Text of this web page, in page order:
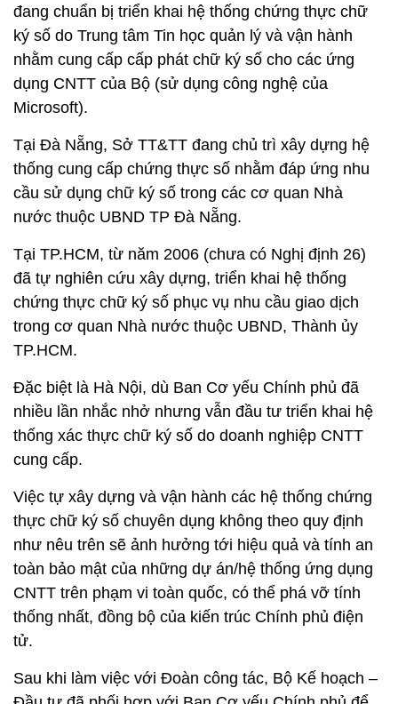
đang chuẩn bị triển khai hệ thống chứng thực chữ
ký số do Trung tâm Tin học quản lý và vận hành
nhằm cung cấp cấp phát chữ ký số cho các ứng
dụng CNTT của Bộ (sử dụng công nghệ của
Microsoft).
Tại Đà Nẵng, Sở TT&TT đang chủ trì xây dựng hệ
thống cung cấp chứng thực số nhằm đáp ứng nhu
cầu sử dụng chữ ký số trong các cơ quan Nhà
nước thuộc UBND TP Đà Nẵng.
Tại TP.HCM, từ năm 2006 (chưa có Nghị định 26)
đã tự nghiên cứu xây dựng, triển khai hệ thống
chứng thực chữ ký số phục vụ nhu cầu giao dịch
trong cơ quan Nhà nước thuộc UBND, Thành ủy
TP.HCM.
Đặc biệt là Hà Nội, dù Ban Cơ yếu Chính phủ đã
nhiều lần nhắc nhở nhưng vẫn đầu tư triển khai hệ
thống xác thực chữ ký số do doanh nghiệp CNTT
cung cấp.
Việc tự xây dựng và vận hành các hệ thống chứng
thực chữ ký số chuyên dụng không theo quy định
như nêu trên sẽ ảnh hưởng tới hiệu quả và tính an
toàn bảo mật của những dự án/hệ thống ứng dụng
CNTT trên phạm vi toàn quốc, có thể phá vỡ tính
thống nhất, đồng bộ của kiến trúc Chính phủ điện
tử.
Sau khi làm việc với Đoàn công tác, Bộ Kế hoạch –